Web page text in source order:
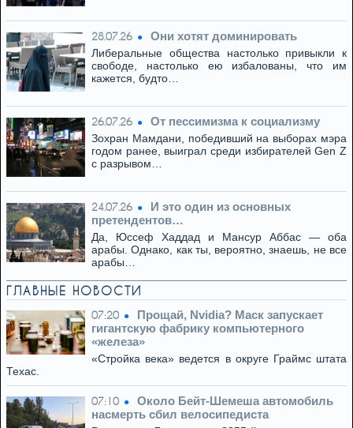
28.07.26 Они хотят доминировать
Либеральные общества настолько привыкли к
свободе, настолько ею избалованы, что им
кажется, будто…
26.07.26 От пессимизма к социализму
Зохран Мамдани, победивший на выборах мэра
годом ранее, выиграл среди избирателей Gen Z
с разрывом…
24.07.26
И это один из основных
претендентов…
Да, Юссеф Хаддад и Мансур Аббас — оба
арабы. Однако, как ты, вероятно, знаешь, не все
арабы…
ГЛАВНЫЕ НОВОСТИ
07:20
Прощай, Nvidia? Маск запускает
гигантскую фабрику компьютерного
«железа»
«Стройка века» ведется в округе Граймс штата
Техас.
07:10
Около Бейт-Шемеша автомобиль
насмерть сбил велосипедиста